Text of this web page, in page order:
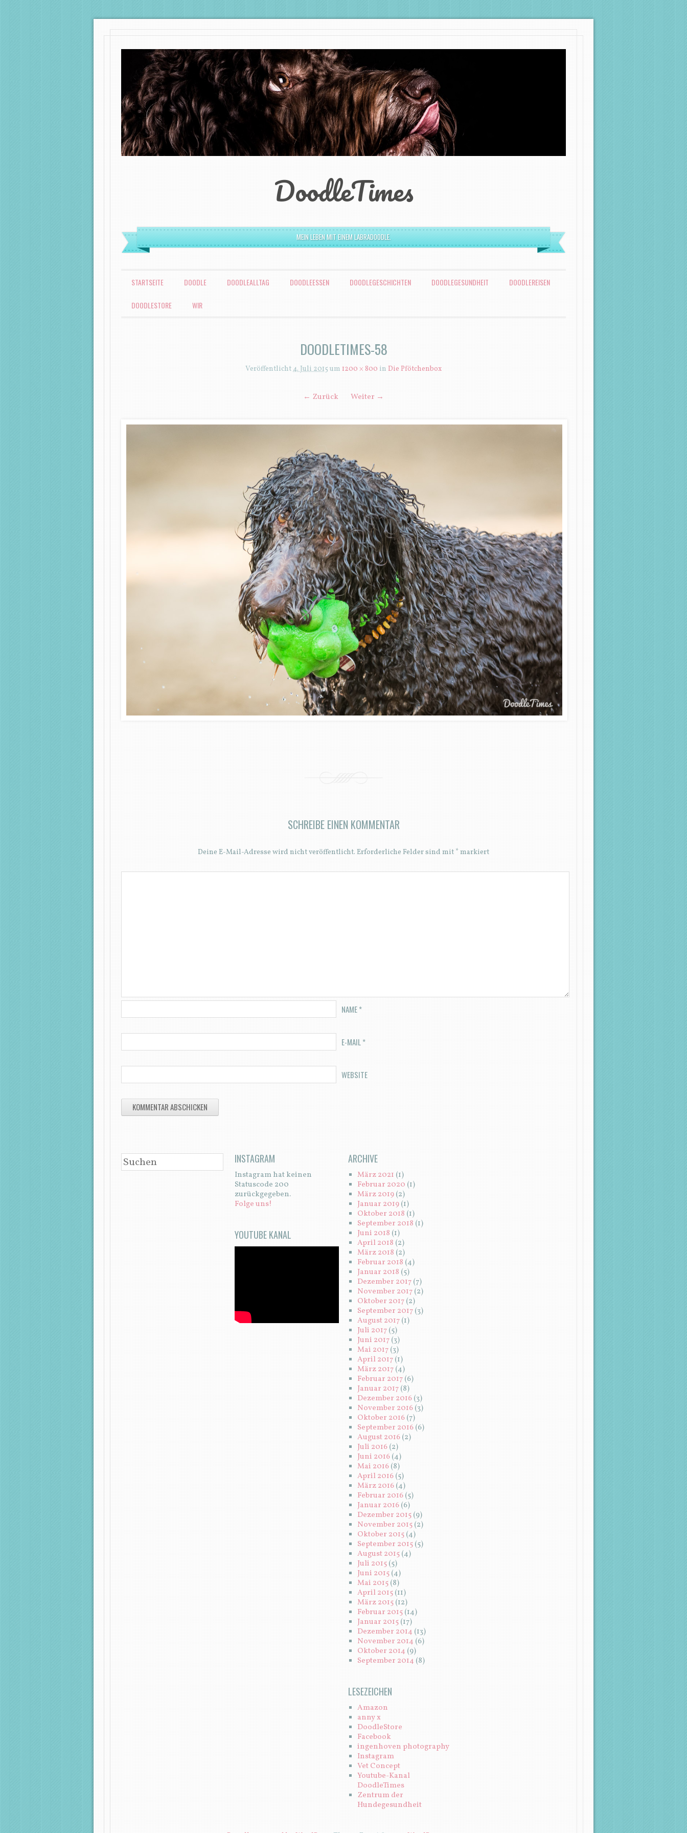
DoodleTimes
MEIN LEBEN MIT EINEM LABRADOODLE.
MENÜ
ZUM INHALT SPRINGEN
STARTSEITE DOODLE DOODLEALLTAG DOODLEESSEN DOODLEGESCHICHTEN DOODLEGESUNDHEIT DOODLEREISEN
DOODLESTORE WIR
DOODLETIMES-58
Veröffentlicht4. Juli 2015 um 1200 × 800 in Die Pfötchenbox
← Zurück Weiter →
SCHREIBE EINEN KOMMENTAR
Deine E-Mail-Adresse wird nicht veröffentlicht. Erforderliche Felder sind mit *markiert
NAME*
E-MAIL *
WEBSITE
SUCHEN INSTAGRAM
Instagram hat keinen
Statuscode 200
zurückgegeben.
Folge uns!
YOUTUBE KANAL
ARCHIVE
März 2021 (1)
Februar 2020 (1)
März 2019(2)
Januar 2019(1)
Oktober 2018 (1)
September 2018 (1)
Juni 2018 (1)
April 2018 (2)
März 2018 (2)
Februar 2018 (4)
Januar 2018 (5)
Dezember 2017(7)
November 2017(2)
Oktober 2017(2)
September 2017(3)
August 2017(1)
Juli 2017(5)
Juni 2017(3)
Mai 2017(3)
April 2017(1)
März 2017(4)
Februar 2017(6)
Januar 2017(8)
Dezember 2016(3)
November 2016(3)
Oktober 2016(7)
September 2016(6)
August 2016(2)
Juli 2016(2)
Juni 2016(4)
Mai 2016(8)
April 2016(5)
März 2016(4)
Februar 2016(5)
Januar 2016(6)
Dezember 2015(9)
November 2015(2)
Oktober 2015(4)
September 2015(5)
August 2015(4)
Juli 2015(5)
Juni 2015(4)
Mai 2015(8)
April 2015(11)
März 2015(12)
Februar 2015(14)
Januar 2015(17)
Dezember 2014 (13)
November 2014 (6)
Oktober 2014 (9)
September 2014 (8)
LESEZEICHEN
Amazon
anny x
DoodleStore
Facebook
ingenhoven photography
Instagram
Vet Concept
Youtube-Kanal
DoodleTimes
Zentrum der
Hundegesundheit